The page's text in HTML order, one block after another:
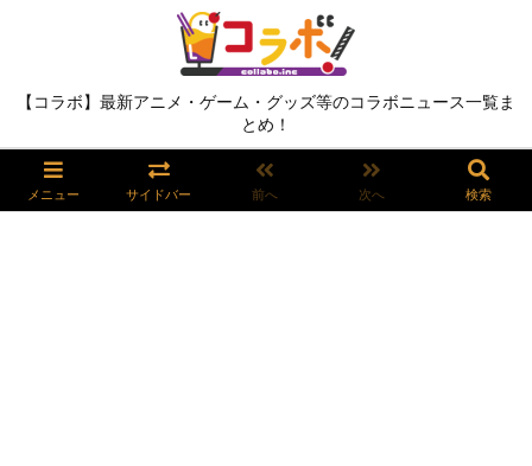
【コラボ】最新アニメ・ゲーム・グッズ等のコラボニュース一覧ま
とめ！
メニュー サイドバー 前へ 次へ 検索